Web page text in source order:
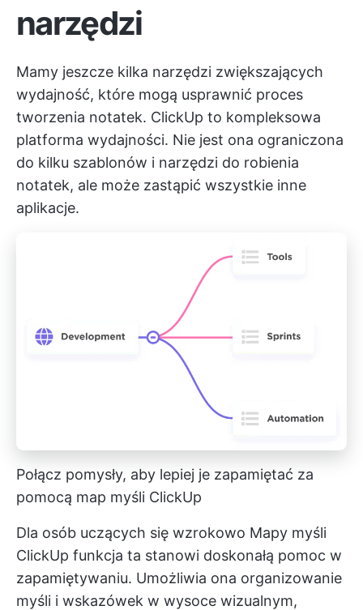
narzędzi
Mamy jeszcze kilka narzędzi zwiększających
wydajność, które mogą usprawnić proces
tworzenia notatek. ClickUp to kompleksowa
platforma wydajności. Nie jest ona ograniczona
do kilku szablonów i narzędzi do robienia
notatek, ale może zastąpić wszystkie inne
aplikacje.
Połącz pomysły, aby lepiej je zapamiętać za
pomocą map myśli ClickUp
Dla osób uczących się wzrokowo Mapy myśli
ClickUp funkcja ta stanowi doskonałą pomoc w
zapamiętywaniu. Umożliwia ona organizowanie
myśli i wskazówek w wysoce wizualnym,